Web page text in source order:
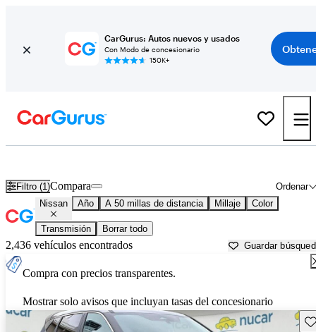
CarGurus: Autos nuevos y usados
Con Modo de concesionario
150K+
Filtro (1) Ordenar
Compara
Nissan Año A 50 millas de distancia Millaje Color
Transmisión Borrar todo
2,436 vehículos encontrados Guardar
Compra con precios transparentes.
Mostrar solo avisos que incluyan tasas del concesionario